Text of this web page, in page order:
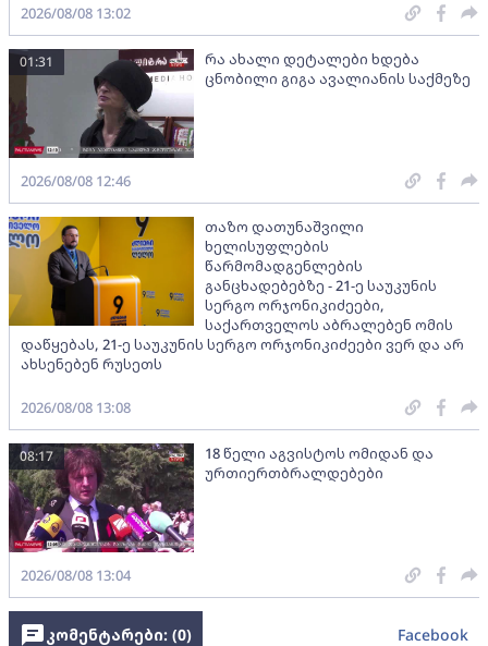
2026/08/08 13:02
რა ახალი დეტალები ხდება
ცნობილი გიგა ავალიანის საქმეზე
01:31
2026/08/08 12:46
თაზო დათუნაშვილი
ხელისუფლების
წარმომადგენლების
განცხადებებზე - 21-ე საუკუნის
სერგო ორჯონიკიძეები,
საქართველოს აბრალებენ ომის
დაწყებას, 21-ე საუკუნის სერგო ორჯონიკიძეები ვერ და არ
ახსენებენ რუსეთს
2026/08/08 13:08
18 წელი აგვისტოს ომიდან და
ურთიერთბრალდებები
08:17
2026/08/08 13:04
კომენტარები: (0) Facebook